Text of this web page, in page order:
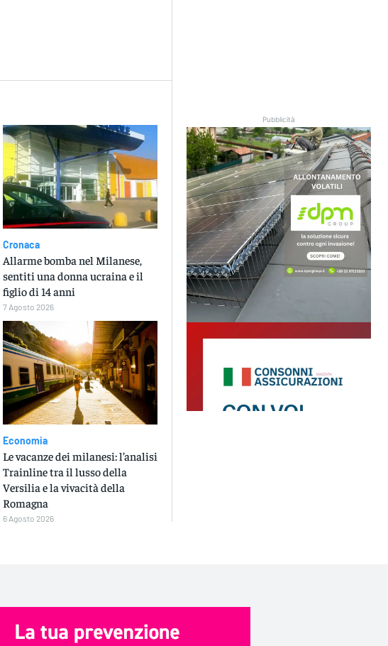
Cronaca
Allarme bomba nel Milanese,
sentiti una donna ucraina e il
figlio di 14 anni
7 Agosto 2026
Economia
Le vacanze dei milanesi: l’analisi
Trainline tra il lusso della
Versilia e la vivacità della
Romagna
6 Agosto 2026
Pubblicità